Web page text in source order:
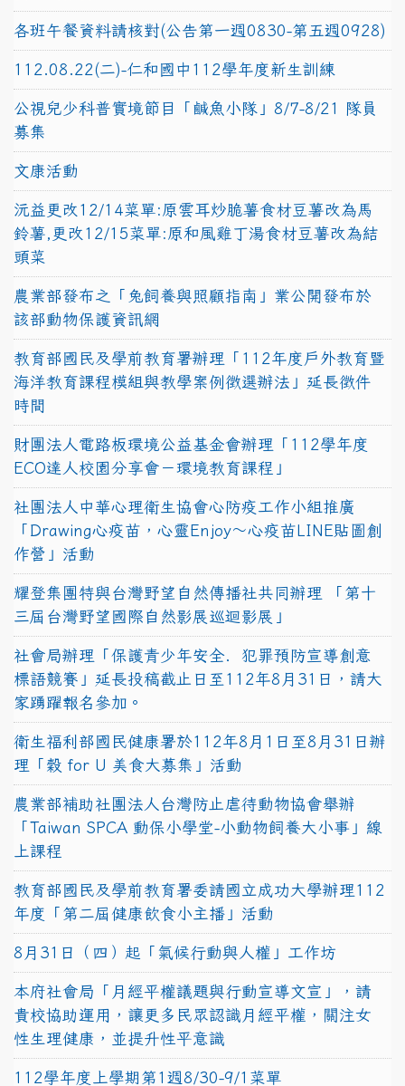
各班午餐資料請核對(公告第一週0830-第五週0928)
112.08.22(二)-仁和國中112學年度新生訓練
公視兒少科普實境節目「鹹魚小隊」8/7-8/21 隊員
募集
文康活動
沅益更改12/14菜單:原雲耳炒脆薯食材豆薯改為馬
鈴薯,更改12/15菜單:原和風雞丁湯食材豆薯改為結
頭菜
農業部發布之「兔飼養與照顧指南」業公開發布於
該部動物保護資訊網
教育部國民及學前教育署辦理「112年度戶外教育暨
海洋教育課程模組與教學案例徵選辦法」延長徵件
時間
財團法人電路板環境公益基金會辦理「112學年度
ECO達人校園分享會－環境教育課程」
社團法人中華心理衛生協會心防疫工作小組推廣
「Drawing心疫苗，心靈Enjoy〜心疫苗LINE貼圖創
作營」活動
耀登集團特與台灣野望自然傳播社共同辦理 「第十
三屆台灣野望國際自然影展巡迴影展」
社會局辦理「保護青少年安全．犯罪預防宣導創意
標語競賽」延長投稿截止日至112年8月31日，請大
家踴躍報名參加。
衛生福利部國民健康署於112年8月1日至8月31日辦
理「穀 for U 美食大募集」活動
農業部補助社團法人台灣防止虐待動物協會舉辦
「Taiwan SPCA 動保小學堂-小動物飼養大小事」線
上課程
教育部國民及學前教育署委請國立成功大學辦理112
年度「第二屆健康飲食小主播」活動
8月31日（四）起「氣候行動與人權」工作坊
本府社會局「月經平權議題與行動宣導文宣」，請
貴校協助運用，讓更多民眾認識月經平權，關注女
性生理健康，並提升性平意識
112學年度上學期第1週8/30-9/1菜單